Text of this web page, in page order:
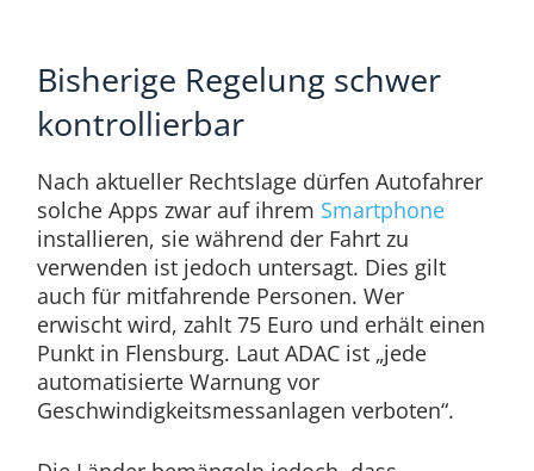
Bisherige Regelung schwer
kontrollierbar
Nach aktueller Rechtslage dürfen Autofahrer
solche Apps zwar auf ihrem Smartphone
installieren, sie während der Fahrt zu
verwenden ist jedoch untersagt. Dies gilt
auch für mitfahrende Personen. Wer
erwischt wird, zahlt 75 Euro und erhält einen
Punkt in Flensburg. Laut ADAC ist „jede
automatisierte Warnung vor
Geschwindigkeitsmessanlagen verboten“.